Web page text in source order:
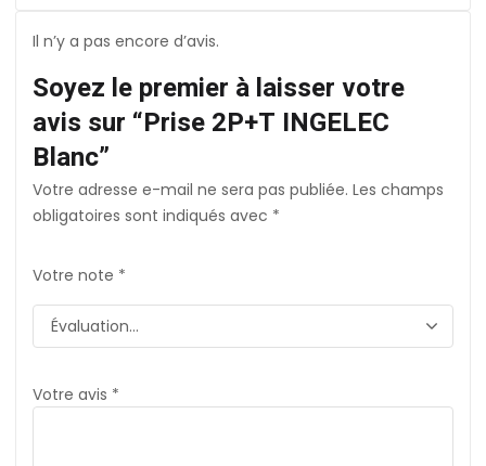
Il n’y a pas encore d’avis.
Soyez le premier à laisser votre
avis sur “Prise 2P+T INGELEC
Blanc”
Votre adresse e-mail ne sera pas publiée. Les champs
obligatoires sont indiqués avec *
Votre note *
Votre avis *